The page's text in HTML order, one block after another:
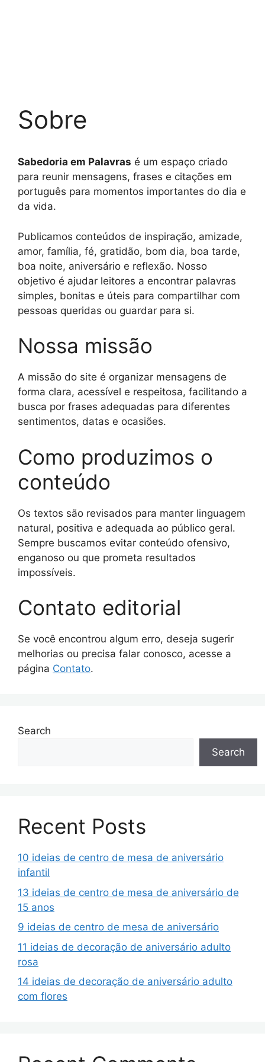
Sobre
Sabedoria em Palavras é um espaço criado
para reunir mensagens, frases e citações em
português para momentos importantes do dia e
da vida.
Publicamos conteúdos de inspiração, amizade,
amor, família, fé, gratidão, bom dia, boa tarde,
boa noite, aniversário e reflexão. Nosso
objetivo é ajudar leitores a encontrar palavras
simples, bonitas e úteis para compartilhar com
pessoas queridas ou guardar para si.
Nossa missão
A missão do site é organizar mensagens de
forma clara, acessível e respeitosa, facilitando a
busca por frases adequadas para diferentes
sentimentos, datas e ocasiões.
Como produzimos o
conteúdo
Os textos são revisados para manter linguagem
natural, positiva e adequada ao público geral.
Sempre buscamos evitar conteúdo ofensivo,
enganoso ou que prometa resultados
impossíveis.
Contato editorial
Se você encontrou algum erro, deseja sugerir
melhorias ou precisa falar conosco, acesse a
página Contato.
Search
Search
Recent Posts
10 ideias de centro de mesa de aniversário
infantil
13 ideias de centro de mesa de aniversário de
15 anos
9 ideias de centro de mesa de aniversário
11 ideias de decoração de aniversário adulto
rosa
14 ideias de decoração de aniversário adulto
com flores